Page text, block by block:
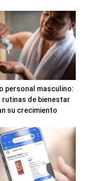
personal masculino:
rutinas de bienestar
su crecimiento